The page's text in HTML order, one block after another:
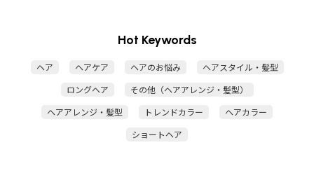
Hot Keywords
ヘア ヘアケア ヘアのお悩み
ヘアスタイル・髪型
ロングヘア
その他（ヘアアレンジ・髪型）
ヘアアレンジ・髪型
トレンドカラー
ヘアカラー
ショートヘア